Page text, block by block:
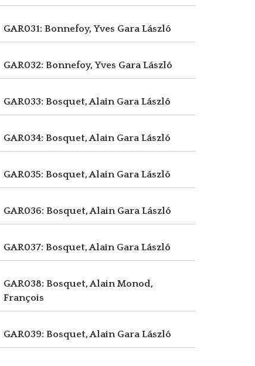
GAR031: Bonnefoy, Yves Gara László
GAR032: Bonnefoy, Yves Gara László
GAR033: Bosquet, Alain Gara László
GAR034: Bosquet, Alain Gara László
GAR035: Bosquet, Alain Gara László
GAR036: Bosquet, Alain Gara László
GAR037: Bosquet, Alain Gara László
GAR038: Bosquet, AlainMonod,
François
GAR039: Bosquet, Alain Gara László